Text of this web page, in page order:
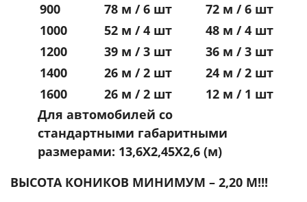
900
78 м / 6 шт
72 м / 6 шт
1000
52 м / 4 шт
48 м / 4 шт
1200
39 м / 3 шт
36 м / 3 шт
1400
26 м / 2 шт
24 м / 2 шт
1600
26 м / 2 шт
12 м / 1 шт
Для автомобилей со
стандартными габаритными
размерами: 13,6Х2,45Х2,6 (м)
ВЫСОТА КОНИКОВ МИНИМУМ – 2,20 М!!!